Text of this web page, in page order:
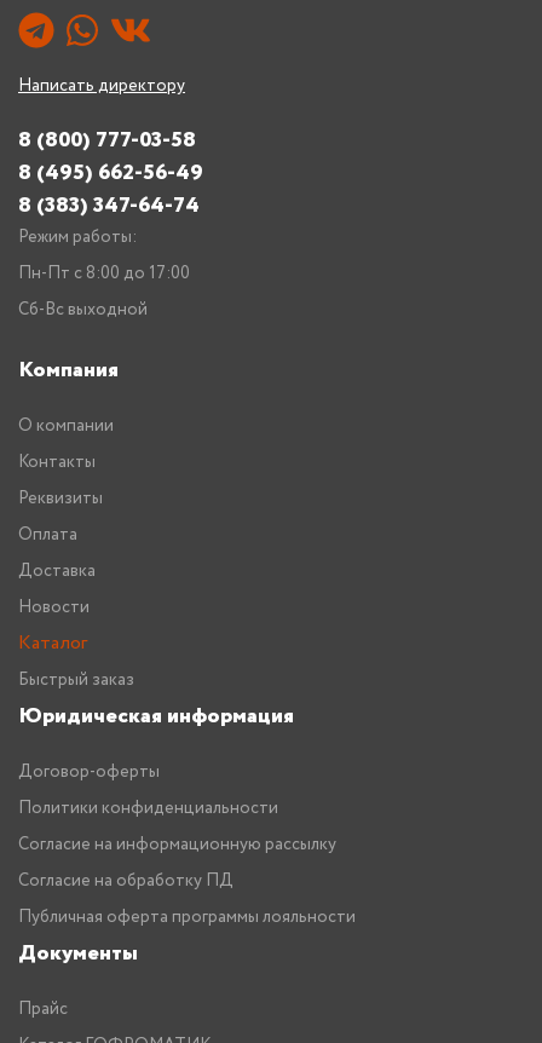
Написать директору
8 (800) 777-03-58
8 (495) 662-56-49
8 (383) 347-64-74
Режим работы:
Пн-Пт с 8:00 до 17:00
Сб-Вс выходной
Компания
О компании
Контакты
Реквизиты
Оплата
Доставка
Новости
Каталог
Быстрый заказ
Юридическая информация
Договор-оферты
Политики конфиденциальности
Согласие на информационную рассылку
Согласие на обработку ПД
Публичная оферта программы лояльности
Документы
Прайс